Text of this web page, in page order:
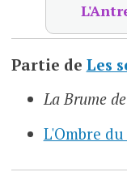
Partie de Les
La Brume
L'Ombre